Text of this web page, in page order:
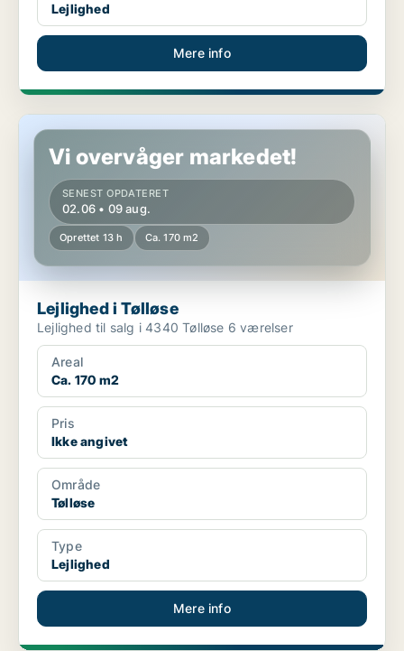
Lejlighed
Mere info
Lejlighed i Tølløse
Vi overvåger markedet!
SENEST OPDATERET
02.06 • 09 aug.
Oprettet 13 h Ca. 170 m2
Lejlighed i Tølløse
Lejlighed til salg i 4340 Tølløse 6 værelser
Areal
Ca. 170 m2
Pris
Ikke angivet
Område
Tølløse
Type
Lejlighed
Mere info